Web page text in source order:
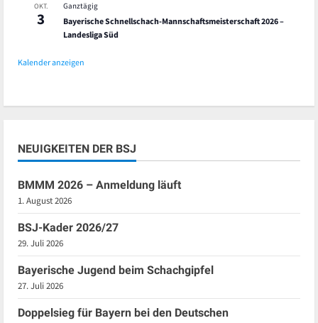
OKT.
3
Ganztägig
Bayerische Schnellschach-Mannschaftsmeisterschaft 2026 –
Landesliga Süd
Kalender anzeigen
NEUIGKEITEN DER BSJ
BMMM 2026 – Anmeldung läuft
1. August 2026
BSJ-Kader 2026/27
29. Juli 2026
Bayerische Jugend beim Schachgipfel
27. Juli 2026
Doppelsieg für Bayern bei den Deutschen